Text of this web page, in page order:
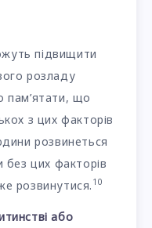
підвищити
розладу
пам’ятати, що
з цих факторів
розвинеться
цих факторів
розвинутися. 10
або